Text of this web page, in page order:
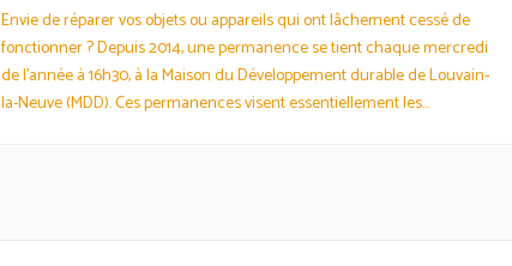
Envie de réparer vos objets ou appareils qui ont lâchement cessé de
fonctionner ? Depuis 2014, une permanence se tient chaque mercredi
de l’année à 16h30, à la Maison du Développement durable de Louvain-
la-Neuve (MDD). Ces permanences visent essentiellement les